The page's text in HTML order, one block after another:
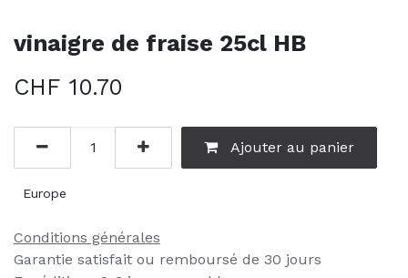
vinaigre de fraise 25cl HB
CHF 10.70
Ajouter au panier
Europe
Conditions générales
Garantie satisfait ou remboursé de 30 jours